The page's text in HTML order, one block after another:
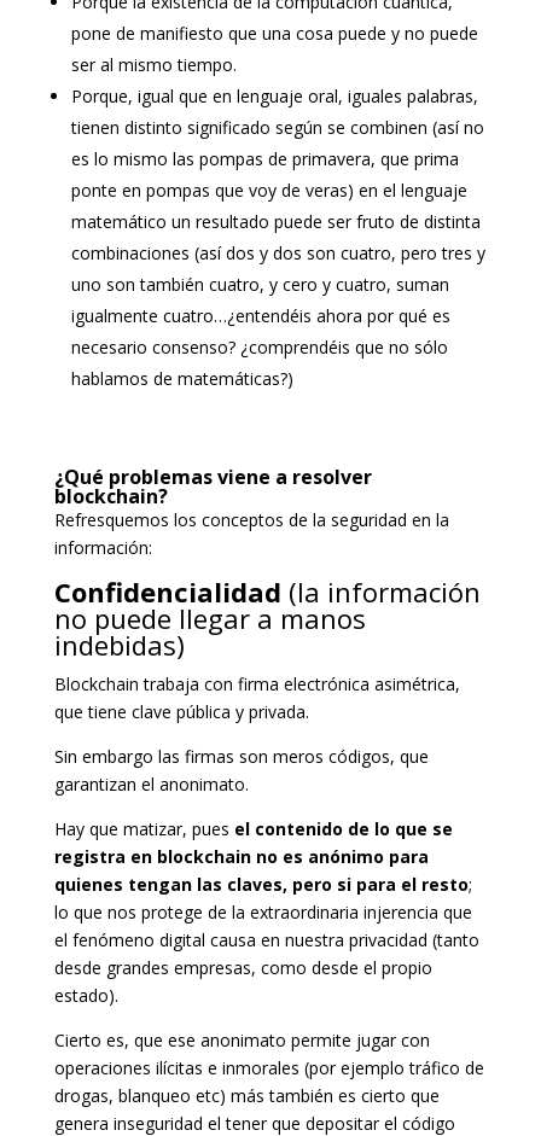
pone de manifiesto que una cosa puede y no puede
ser al mismo tiempo.
Porque, igual que en lenguaje oral, iguales palabras,
tienen distinto significado según se combinen (así no
es lo mismo las pompas de primavera, que prima
ponte en pompas que voy de veras) en el lenguaje
matemático un resultado puede ser fruto de distinta
combinaciones (así dos y dos son cuatro, pero tres y
uno son también cuatro, y cero y cuatro, suman
igualmente cuatro…¿entendéis ahora por qué es
necesario consenso? ¿comprendéis que no sólo
hablamos de matemáticas?)
¿Qué problemas viene a resolver
blockchain?
Refresquemos los conceptos de la seguridad en la
información:
Confidencialidad (la información
no puede llegar a manos
indebidas)
Blockchain trabaja con firma electrónica asimétrica,
que tiene clave pública y privada.
Sin embargo las firmas son meros códigos, que
garantizan el anonimato.
Hay que matizar, pues el contenido de lo que se
registra en blockchain no es anónimo para
quienes tengan las claves, pero si para el resto;
lo que nos protege de la extraordinaria injerencia que
el fenómeno digital causa en nuestra privacidad (tanto
desde grandes empresas, como desde el propio
estado).
Cierto es, que ese anonimato permite jugar con
operaciones ilícitas e inmorales (por ejemplo tráfico de
drogas, blanqueo etc) más también es cierto que
genera inseguridad el tener que depositar el código